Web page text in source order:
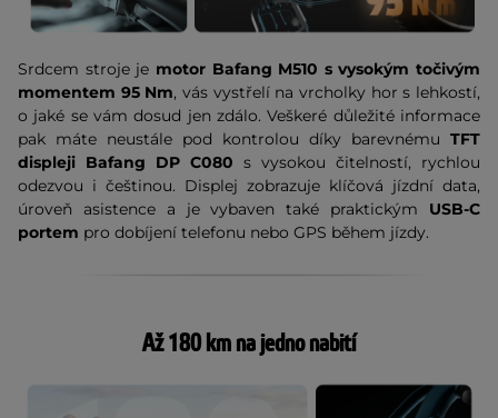
Srdcem stroje je motor Bafang M510 s vysokým točivým
momentem 95 Nm, vás vystřelí na vrcholky hor s lehkostí,
o jaké se vám dosud jen zdálo. Veškeré důležité informace
pak máte neustále pod kontrolou díky barevnému TFT
displeji Bafang DP C080 s vysokou čitelností, rychlou
odezvou i češtinou. Displej zobrazuje klíčová jízdní data,
úroveň asistence a je vybaven také praktickým USB-C
portem pro dobíjení telefonu nebo GPS během jízdy.
Až 180 km na jedno nabití